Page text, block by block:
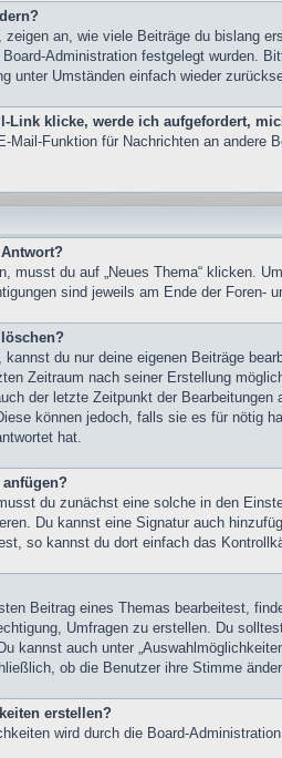
an, wie viele Beiträge du bislang
Administration festgelegt wurden.
unter Umständen einfach wieder
Link klicke, werde ich aufgefordert,
Mail-Funktion für Nachrichten an
musst du auf „Neues Thema“ klicken.
sind jeweils am Ende der Foren-
du nur deine eigenen Beiträge
Zeitraum nach seiner Erstellung
der letzte Zeitpunkt der
können jedoch, falls sie es für nötig
hat.
du zunächst eine solche in den
Du kannst eine Signatur auch
so kannst du dort einfach das
Beitrag eines Themas bearbeitest,
Umfragen zu erstellen. Du
kannst auch unter
ob die Benutzer ihre Stimme
erstellen?
wird durch die Board-